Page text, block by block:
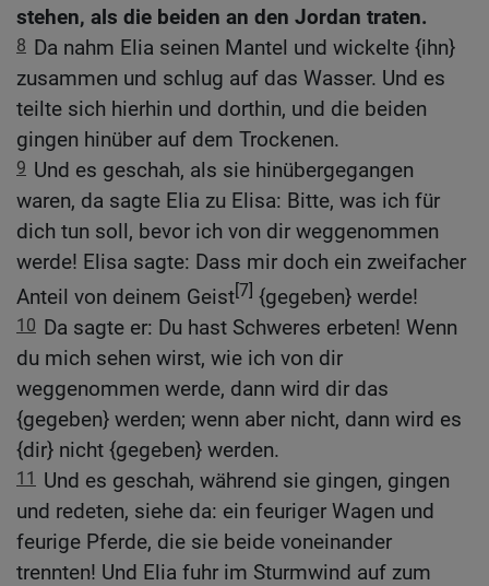
stehen, als die beiden an den Jordan traten.
8 Da nahm Elia seinen Mantel und wickelte {ihn}
zusammen und schlug auf das Wasser. Und es
teilte sich hierhin und dorthin, und die beiden
gingen hinüber auf dem Trockenen.
9 Und es geschah, als sie hinübergegangen
waren, da sagte Elia zu Elisa: Bitte, was ich für
dich tun soll, bevor ich von dir weggenommen
werde! Elisa sagte: Dass mir doch ein zweifacher
Anteil von deinem Geist[7] {gegeben} werde!
10 Da sagte er: Du hast Schweres erbeten! Wenn
du mich sehen wirst, wie ich von dir
weggenommen werde, dann wird dir das
{gegeben} werden; wenn aber nicht, dann wird es
{dir} nicht {gegeben} werden.
11 Und es geschah, während sie gingen, gingen
und redeten, siehe da: ein feuriger Wagen und
feurige Pferde, die sie beide voneinander
trennten! Und Elia fuhr im Sturmwind auf zum